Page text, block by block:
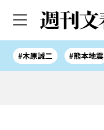
#木原誠二 #熊本地震